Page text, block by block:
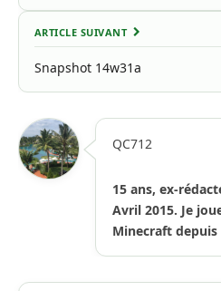
ARTICLE SUIVANT
Snapshot 14w31a
QC712
15 ans, ex-
Avril 2015. Je
Minecraft depuis